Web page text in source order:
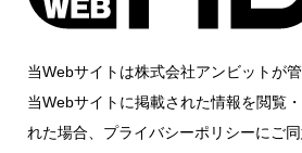
当Webサイトは株式会社アンビットが
当Webサイトに掲載された情報を閲覧
れた場合、プライバシーポリシーにご